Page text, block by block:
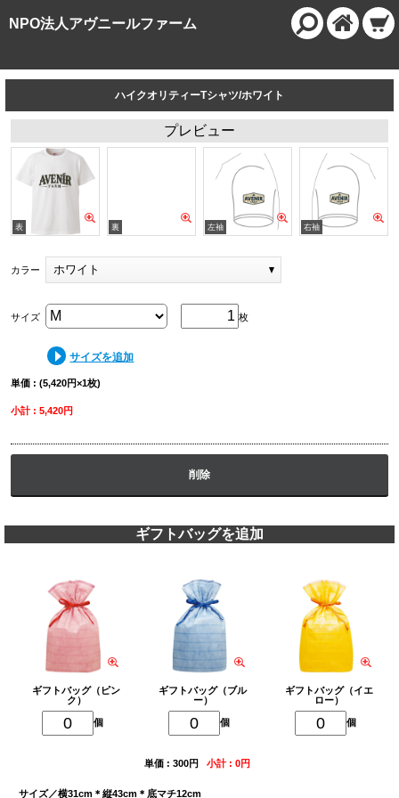
NPO法人アヴニールファーム
ハイクオリティーTシャツ/ホワイト
プレビュー
カラー ホワイト
枚
サイズ
サイズを追加
単価 : (5,420円×1枚)
小計 : 5,420円
削除
ギフトバッグを追加
ギフトバッグ（ピン
ク）
個
ギフトバッグ（ブル
ー）
個
ギフトバッグ（イエ
ロー）
個
単価 : 300円 小計 : 0円
サイズ／横31cm＊縦43cm＊底マチ12cm